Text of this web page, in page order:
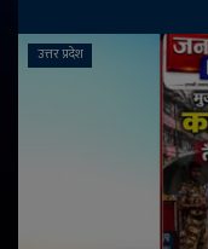
उत्तर प्रदेश